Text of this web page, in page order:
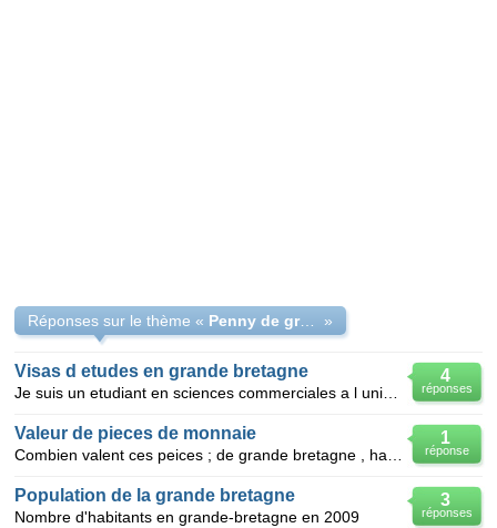
Réponses sur le thème « Penny de grande-bretagne. »
4
réponses
Visas d etudes en grande bretagne
1
réponse
Valeur de pieces de monnaie
3
réponses
Population de la grande bretagne
Nombre d'habitants en grande-bretagne en 2009